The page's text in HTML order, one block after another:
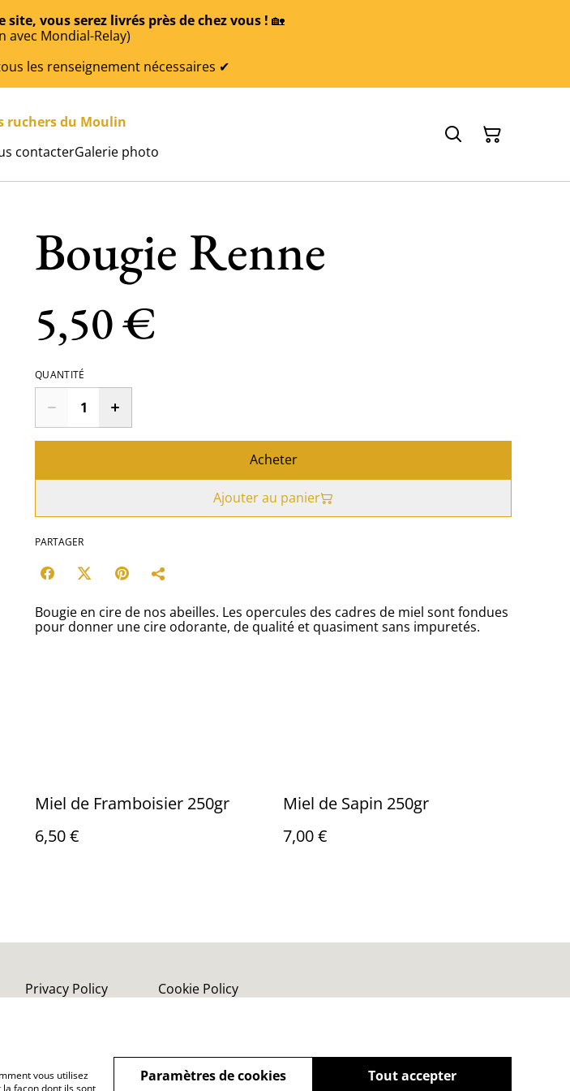
vous serez livrés près de chez vous ! 🏡
avec Mondial-Relay)
les renseignement nécessaires ✔
ruchers du Moulin
contacterGalerie photo
Bougie Renne
5,50 €
QUANTITÉ
Acheter
Ajouter au panier
PARTAGER
Bougie en cire de nos abeilles. Les opercules des cadres de miel sont fondues
pour donner une cire odorante, de qualité et quasiment sans impuretés.
Miel de Framboisier 250gr
6,50 €
Miel de Sapin 250gr
7,00 €
Privacy Policy Cookie Policy
vous utilisez
façon dont ils sont
Tout accepter
Paramètres de cookies